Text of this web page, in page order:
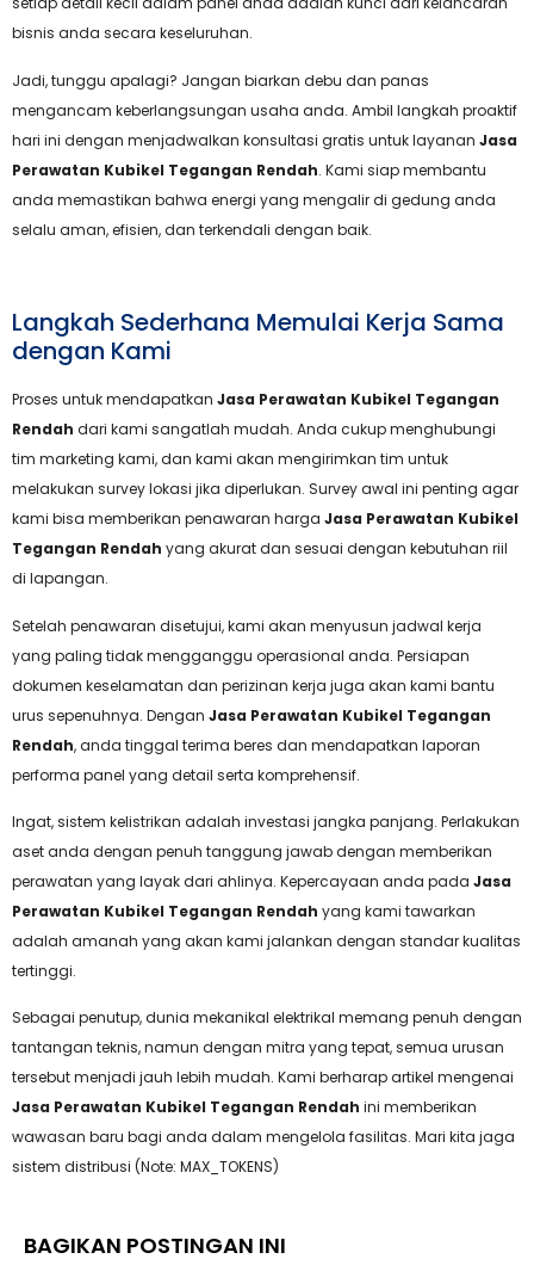
bisnis anda secara keseluruhan.
Jadi, tunggu apalagi? Jangan biarkan debu dan panas
mengancam keberlangsungan usaha anda. Ambil langkah proaktif
hari ini dengan menjadwalkan konsultasi gratis untuk layanan Jasa
Perawatan Kubikel Tegangan Rendah. Kami siap membantu
anda memastikan bahwa energi yang mengalir di gedung anda
selalu aman, efisien, dan terkendali dengan baik.
Langkah Sederhana Memulai Kerja Sama
dengan Kami
Proses untuk mendapatkan Jasa Perawatan Kubikel Tegangan
Rendah dari kami sangatlah mudah. Anda cukup menghubungi
tim marketing kami, dan kami akan mengirimkan tim untuk
melakukan survey lokasi jika diperlukan. Survey awal ini penting agar
kami bisa memberikan penawaran harga Jasa Perawatan Kubikel
Tegangan Rendah yang akurat dan sesuai dengan kebutuhan riil
di lapangan.
Setelah penawaran disetujui, kami akan menyusun jadwal kerja
yang paling tidak mengganggu operasional anda. Persiapan
dokumen keselamatan dan perizinan kerja juga akan kami bantu
urus sepenuhnya. Dengan Jasa Perawatan Kubikel Tegangan
Rendah, anda tinggal terima beres dan mendapatkan laporan
performa panel yang detail serta komprehensif.
Ingat, sistem kelistrikan adalah investasi jangka panjang. Perlakukan
aset anda dengan penuh tanggung jawab dengan memberikan
perawatan yang layak dari ahlinya. Kepercayaan anda pada Jasa
Perawatan Kubikel Tegangan Rendah yang kami tawarkan
adalah amanah yang akan kami jalankan dengan standar kualitas
tertinggi.
Sebagai penutup, dunia mekanikal elektrikal memang penuh dengan
tantangan teknis, namun dengan mitra yang tepat, semua urusan
tersebut menjadi jauh lebih mudah. Kami berharap artikel mengenai
Jasa Perawatan Kubikel Tegangan Rendah ini memberikan
wawasan baru bagi anda dalam mengelola fasilitas. Mari kita jaga
sistem distribusi (Note: MAX_TOKENS)
BAGIKAN POSTINGAN INI